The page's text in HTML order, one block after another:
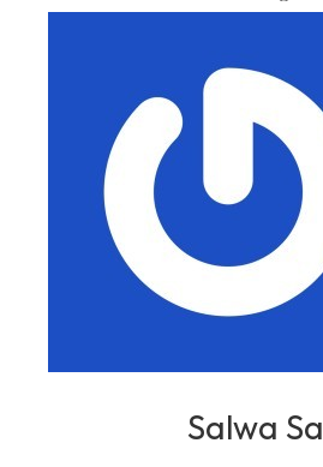
Salwa